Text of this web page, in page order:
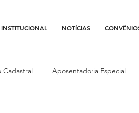
INSTITUCIONAL NOTÍCIAS
Cadastral Aposentadoria Especial